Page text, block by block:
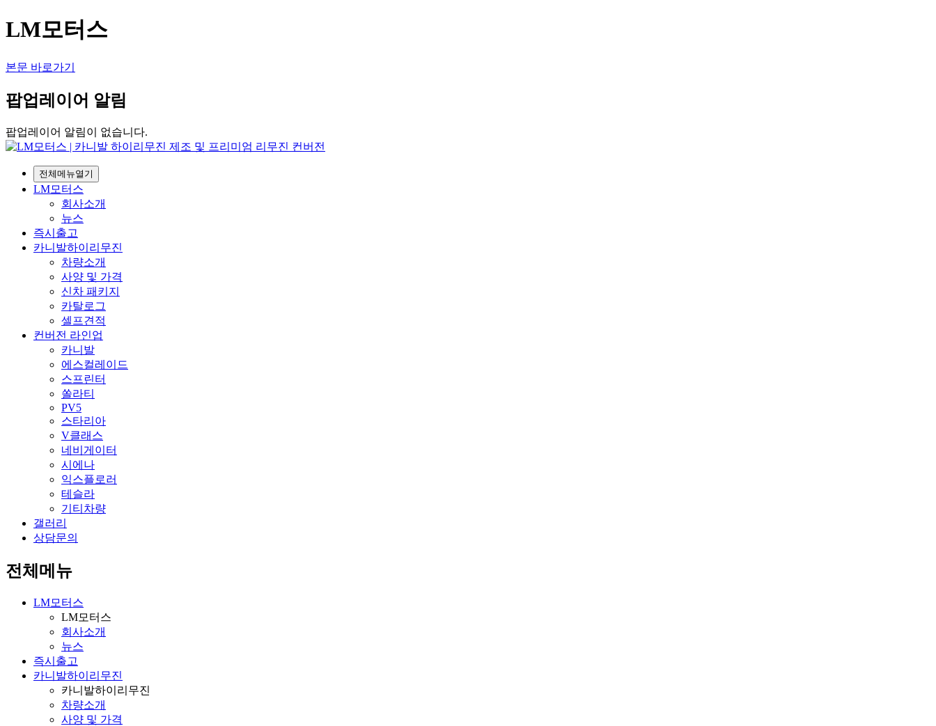
LM모터스
본문 바로가기
팝업레이어 알림
팝업레이어 알림이 없습니다.
전체메뉴열기
LM모터스
회사소개
뉴스
즉시출고
카니발하이리무진
차량소개
사양 및 가격
신차 패키지
카탈로그
셀프견적
컨버전 라인업
카니발
에스컬레이드
스프린터
쏠라티
PV5
스타리아
V클래스
네비게이터
시에나
익스플로러
테슬라
기티차량
갤러리
상담문의
전체메뉴
LM모터스
LM모터스
회사소개
뉴스
즉시출고
카니발하이리무진
카니발하이리무진
차량소개
사양 및 가격